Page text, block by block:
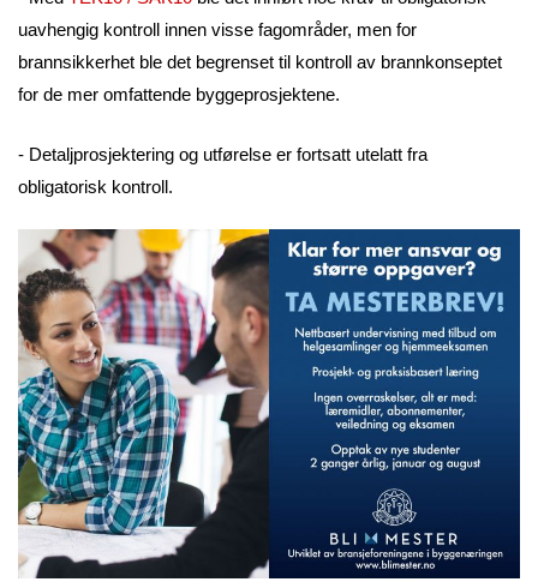
uavhengig kontroll innen visse fagområder, men for
brannsikkerhet ble det begrenset til kontroll av brannkonseptet
for de mer omfattende byggeprosjektene.
- Detaljprosjektering og utførelse er fortsatt utelatt fra
obligatorisk kontroll.